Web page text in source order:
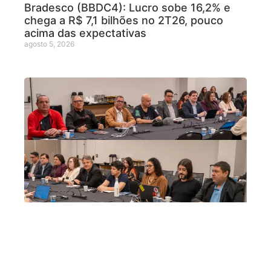
Bradesco (BBDC4): Lucro sobe 16,2% e
chega a R$ 7,1 bilhões no 2T26, pouco
acima das expectativas
agosto 5, 2026